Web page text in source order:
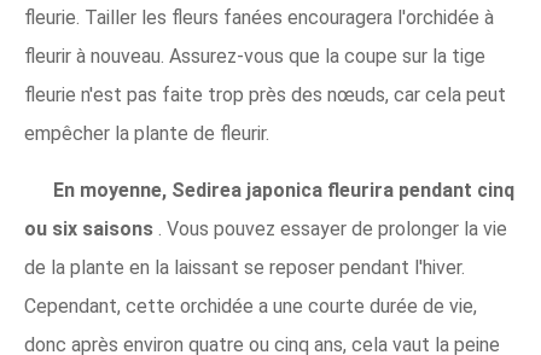
fleurie. Tailler les fleurs fanées encouragera l'orchidée à
fleurir à nouveau. Assurez-vous que la coupe sur la tige
fleurie n'est pas faite trop près des nœuds, car cela peut
empêcher la plante de fleurir.
En moyenne, Sedirea japonica fleurira pendant cinq
ou six saisons . Vous pouvez essayer de prolonger la vie
de la plante en la laissant se reposer pendant l'hiver.
Cependant, cette orchidée a une courte durée de vie,
donc après environ quatre ou cinq ans, cela vaut la peine